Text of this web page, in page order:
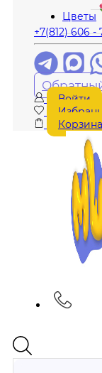
Цветы
+7(812) 606 -
Войти
Корзина